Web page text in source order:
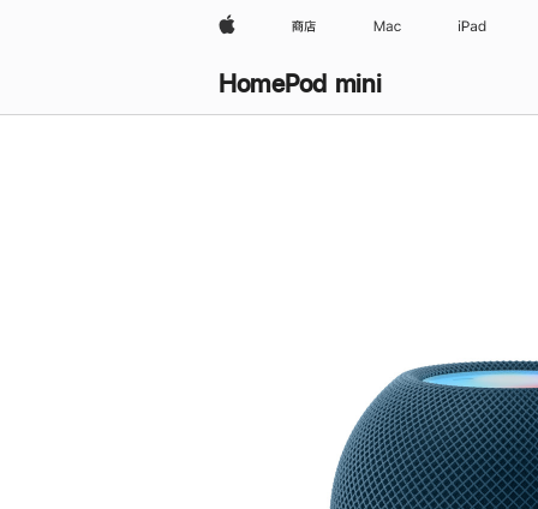
Apple 商店 Mac iPad
HomePod mini